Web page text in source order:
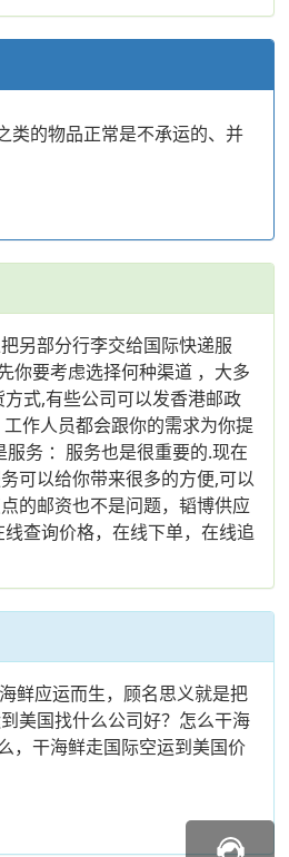
类的物品正常是不承运的、并
另部分行李交给国际快递服
你要考虑选择何种渠道 ，大多
式,有些公司可以发香港邮政
作人员都会跟你的需求为你提
务 ：服务也是很重要的.现在
可以给你带来很多的方便,可以
的邮资也不是问题，韬博供应
查询价格，在线下单，在线追
鲜应运而生，顾名思义就是把
美国找什么公司好？怎么干海
，干海鲜走国际空运到美国价